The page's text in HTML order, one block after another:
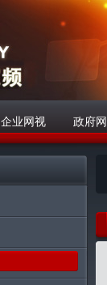
企业网视 政府